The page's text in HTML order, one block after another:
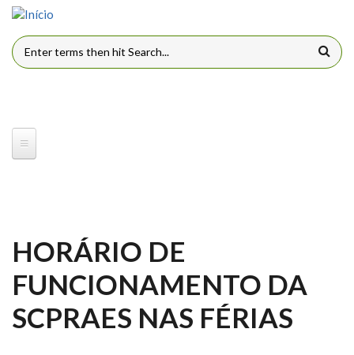
Pular para o conteúdo principal
FORMULÁRIO DE BUSCA
HORÁRIO DE
FUNCIONAMENTO DA
SCPRAES NAS FÉRIAS